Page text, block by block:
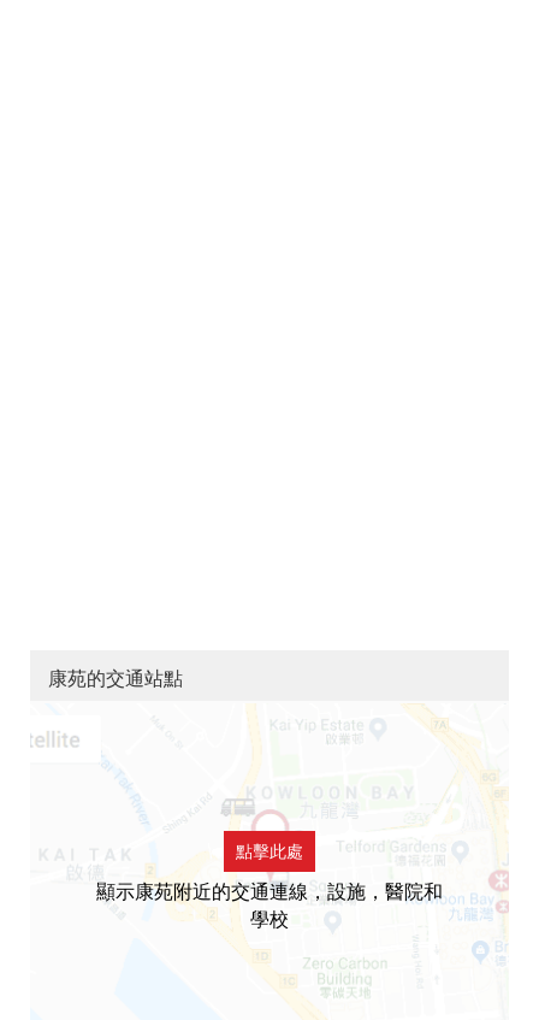
康苑的交通站點
點擊此處
顯示康苑附近的交通連線，設施，醫院和
學校